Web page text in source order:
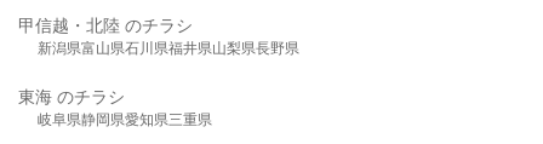
甲信越・北陸 のチラシ
新潟県富山県石川県福井県山梨県長野県
東海 のチラシ
岐阜県静岡県愛知県三重県